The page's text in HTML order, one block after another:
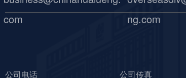
公司电话
ng.com
com
公司传真